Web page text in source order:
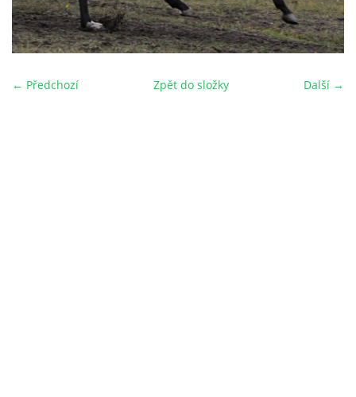
← Předchozí Další →
Zpět do složky